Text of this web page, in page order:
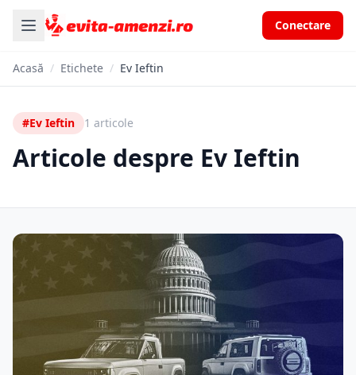
Conectare
Acasă / Etichete / Ev Ieftin
#Ev Ieftin 1 articole
Articole despre Ev Ieftin